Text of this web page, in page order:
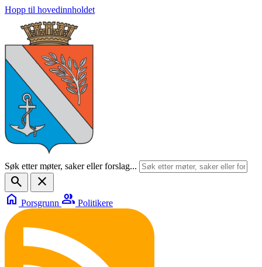
Hopp til hovedinnholdet
Søk etter møter, saker eller forslag...
search
close
home Porsgrunn group Politikere